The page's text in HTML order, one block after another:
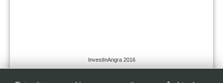
InvestInAngra 2016